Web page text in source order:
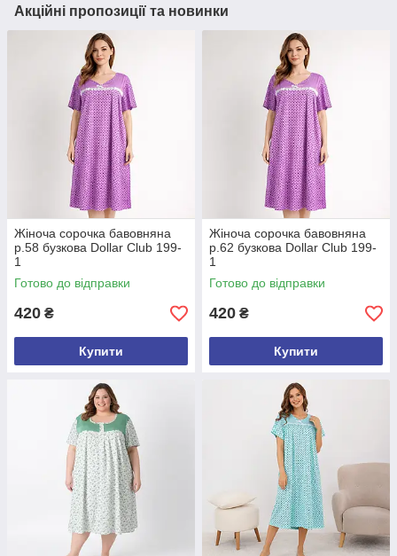
Акційні пропозиції та новинки
Жіноча сорочка бавовняна
р.58 бузкова Dollar Club 199-
1
Готово до відправки
420 ₴
Купити
Жіноча сорочка бавовняна
р.62 бузкова Dollar Club 199-
1
Готово до відправки
420 ₴
Купити